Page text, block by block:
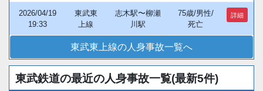
2026/04/19
19:33
東武東
上線
志木駅〜柳瀬
川駅
75歳/男性/
死亡
詳細
東武東上線の人身事故一覧へ
東武鉄道の最近の人身事故一覧(最新5件)